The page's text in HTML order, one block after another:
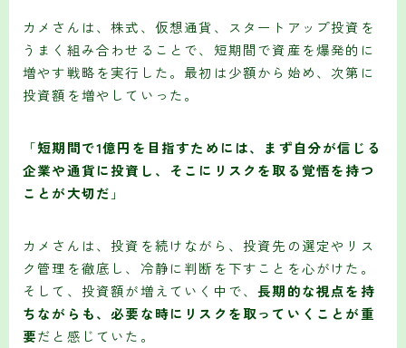
カメさんは、株式、仮想通貨、スタートアップ投資を
うまく組み合わせることで、短期間で資産を爆発的に
増やす戦略を実行した。最初は少額から始め、次第に
投資額を増やしていった。
「短期間で1億円を目指すためには、まず自分が信じる
企業や通貨に投資し、そこにリスクを取る覚悟を持つ
ことが大切だ 」
カメさんは、投資を続けながら、投資先の選定やリス
ク管理を徹底し、冷静に判断を下すことを心がけた。
そして、投資額が増えていく中で、長期的な視点を持
ちながらも、必要な時にリスクを取っていくことが重
要だと感じていた。